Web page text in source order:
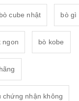
bò cube nhật bò gì
ngon bò kobe
chứng nhận không